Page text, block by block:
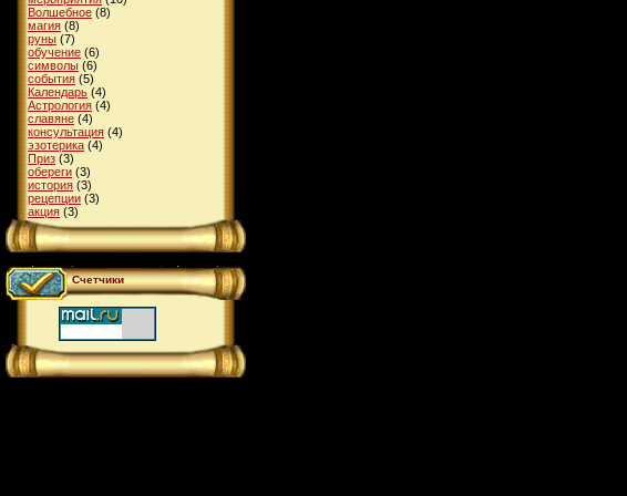
Волшебное (8)
магия (8)
руны (7)
обучение (6)
символы (6)
события (5)
Календарь (4)
Астрология (4)
славяне (4)
консультация (4)
эзотерика (4)
Приз (3)
обереги (3)
история (3)
рецепции (3)
акция (3)
Счетчики